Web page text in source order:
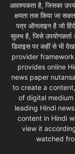
आवश्यकता है, जिसका
क्षमता तक किया जा
पत्र ऑनलाइन है जो
सुलभ है, जिसे
डिवाइस पर कहीं से भी
provider
provides online
news paper
to create a
of digital
leading Hindi
content in Hindi
view it
watched